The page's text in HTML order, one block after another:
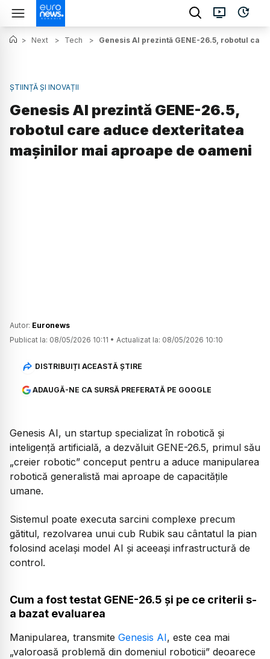
> Next > Tech > Genesis AI prezintă GENE-26.5, robotul
ȘTIINȚĂ ȘI INOVAȚII
Genesis AI prezintă GENE-26.5,
robotul care aduce dexteritatea
mașinilor mai aproape de oameni
Autor: Euronews
Publicat la: 08/05/2026 10:11 • Actualizat la: 08/05/2026 10:10
DISTRIBUIȚI ACEASTĂ ȘTIRE
ADAUGĂ-NE CA SURSĂ PREFERATĂ PE GOOGLE
Genesis AI, un startup specializat în robotică și
inteligență artificială, a dezvăluit GENE-26.5, primul său
„creier robotic” conceput pentru a aduce manipularea
robotică generalistă mai aproape de capacitățile
umane.
Sistemul poate executa sarcini complexe precum
gătitul, rezolvarea unui cub Rubik sau cântatul la pian
folosind același model AI și aceeași infrastructură de
control.
Cum a fost testat GENE-26.5 și pe ce criterii s-
a bazat evaluarea
Manipularea, transmite Genesis AI, este cea mai
„valoroasă problemă din domeniul roboticii” deoarece